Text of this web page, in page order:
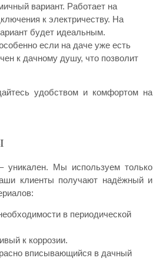
вариант. Работает на
к электричеству. На
будет идеальным.
если на даче уже есть
к дачному душу, что позволит
удобством и комфортом на
уникален. Мы используем только
клиенты получают надёжный и
в периодической
к коррозии.
вписывающийся в дачный